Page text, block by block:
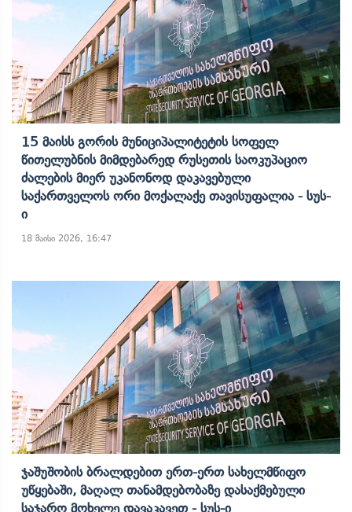
15 Მაისს Გორის Მუნიციპალიტეტის Სოფელ
Წითელუბნის Მიმდებარედ Რუსეთის Საოკუპაციო
Ძალების Მიერ Უკანონოდ Დაკავებული
Საქართველოს Ორი Მოქალაქე Თავისუფალია - Სუს-
Ი
18 მაისი 2026, 16:47
Ჯაშუშობის Ბრალდებით Ერთ-Ერთ Სახელმწიფო
Უწყებაში, Მაღალ Თანამდებობაზე Დასაქმებული
Საჯარო Მოხელე Დავაკავეთ - Სუს-Ი